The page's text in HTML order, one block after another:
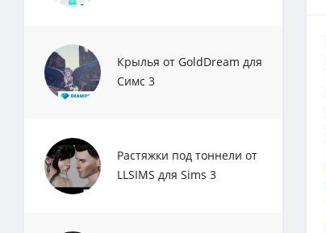
Крылья от GoldDream для
Симс 3
Растяжки под тоннели от
LLSIMS для Sims 3